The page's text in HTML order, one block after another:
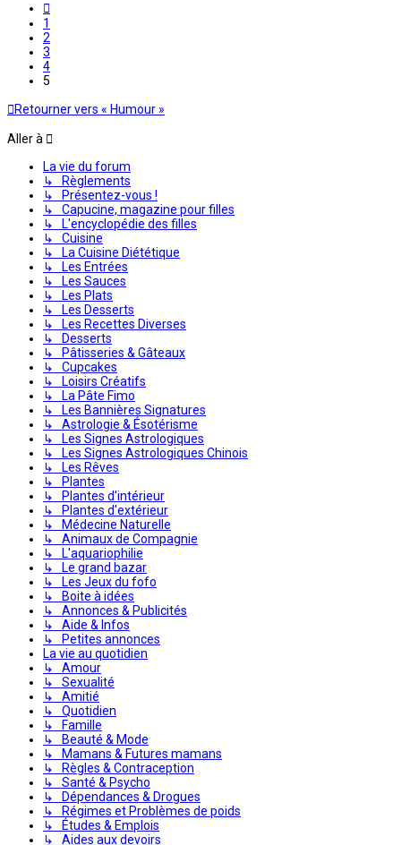
1
2
3
4
5
Retourner vers « Humour »
Aller à
La vie du forum
↳ Règlements
↳ Présentez-vous !
↳ Capucine, magazine pour filles
↳ L'encyclopédie des filles
↳ Cuisine
↳ La Cuisine Diététique
↳ Les Entrées
↳ Les Sauces
↳ Les Plats
↳ Les Desserts
↳ Les Recettes Diverses
↳ Desserts
↳ Pâtisseries & Gâteaux
↳ Cupcakes
↳ Loisirs Créatifs
↳ La Pâte Fimo
↳ Les Bannières Signatures
↳ Astrologie & Ésotérisme
↳ Les Signes Astrologiques
↳ Les Signes Astrologiques Chinois
↳ Les Rêves
↳ Plantes
↳ Plantes d'intérieur
↳ Plantes d'extérieur
↳ Médecine Naturelle
↳ Animaux de Compagnie
↳ L'aquariophilie
↳ Le grand bazar
↳ Les Jeux du fofo
↳ Boite à idées
↳ Annonces & Publicités
↳ Aide & Infos
↳ Petites annonces
La vie au quotidien
↳ Amour
↳ Sexualité
↳ Amitié
↳ Quotidien
↳ Famille
↳ Beauté & Mode
↳ Mamans & Futures mamans
↳ Règles & Contraception
↳ Santé & Psycho
↳ Dépendances & Drogues
↳ Régimes et Problèmes de poids
↳ Études & Emplois
↳ Aides aux devoirs